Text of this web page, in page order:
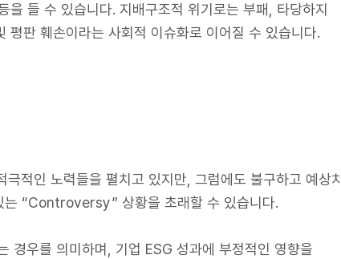
들 수 있습니다. 지배구조적 위기로는 부패, 타당하지
판 훼손이라는 사회적 이슈화로 이어질 수 있습니다.
적인 노력들을 펼치고 있지만, 그럼에도 불구하고 예상치
는 “Controversy” 상황을 초래할 수 있습니다.
우를 의미하며, 기업 ESG 성과에 부정적인 영향을